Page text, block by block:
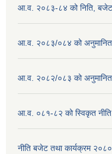
आ.व. २०८३-८४ को निति, बजेट
आ.व. २०८३/०८४ को
आ.व. २०८२/०८३ को
आ.व. ०८१-८२ को स्विकृत
नीति बजेट तथा कार्यक्रम